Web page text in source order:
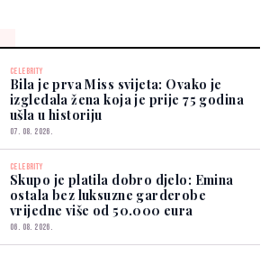
CELEBRITY
Bila je prva Miss svijeta: Ovako je
izgledala žena koja je prije 75 godina
ušla u historiju
07. 08. 2026.
CELEBRITY
Skupo je platila dobro djelo: Emina
ostala bez luksuzne garderobe
vrijedne više od 50.000 eura
06. 08. 2026.